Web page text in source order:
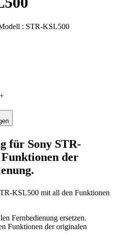
: STR-KSL500
+
für Sony STR-
der
KSL500 mit all den Funktionen
Fernbedienung ersetzen.
Funktionen der originalen